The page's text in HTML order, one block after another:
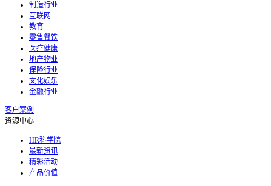
制造行业
互联网
教育
零售餐饮
医疗健康
地产物业
保险行业
文化娱乐
金融行业
客户案例
资源中心
HR科学院
最新资讯
精彩活动
产品价值